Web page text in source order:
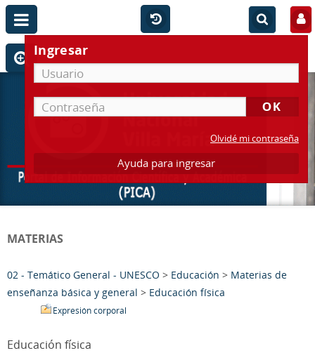
Ingresar
Olvidé mi contraseña
Ayuda para ingresar
MATERIAS
02 - Temático General - UNESCO > Educación > Materias de
enseñanza básica y general > Educación física
Expresión corporal
Educación física